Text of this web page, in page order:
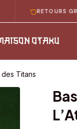
RETOURS
des Titans